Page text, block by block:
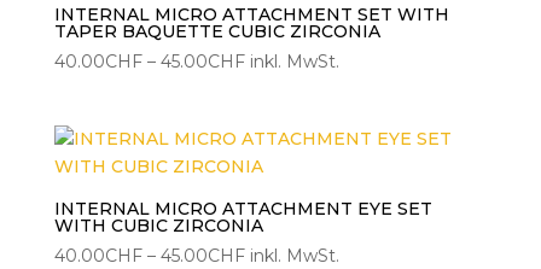
INTERNAL MICRO ATTACHMENT SET WITH
TAPER BAQUETTE CUBIC ZIRCONIA
40.00CHF – 45.00CHFPreisspanne:
45.00CHF
inkl. MwSt.
INTERNAL MICRO ATTACHMENT EYE SET
WITH CUBIC ZIRCONIA
40.00CHF – 45.00CHFPreisspanne:
inkl. MwSt.